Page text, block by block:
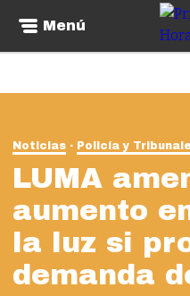
Menú
Noticias Policía y
LUMA
aumento
la luz si
demanda